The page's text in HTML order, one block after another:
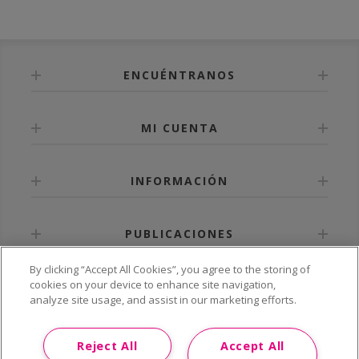
ENCUÉNTRANOS
MI CUENTA
INFORMACIÓN
PUBLICACIONES
By clicking “Accept All Cookies”, you agree to the storing of
cookies on your device to enhance site navigation,
analyze site usage, and assist in our marketing efforts.
Accept All
Reject All